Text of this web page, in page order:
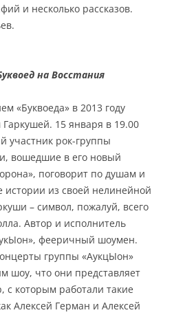
и несколько рассказов.
на Восстания
«Буквоеда» в 2013 году
Гаркушей. 15 января в 19.00
участник рок-группы
вошедшие в его новый
поговорит по душам и
истории из своей нелинейной
– символ, пожалуй, всего
Автор и исполнитель
фееричный шоумен.
группы «АукцЫон»
шоу, что они представляет
с которым работали такие
Алексей Герман и Алексей